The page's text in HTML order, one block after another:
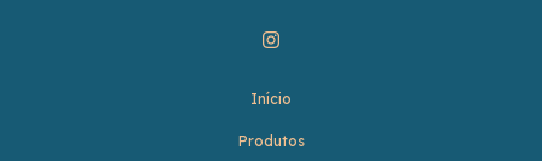
Início
Produtos